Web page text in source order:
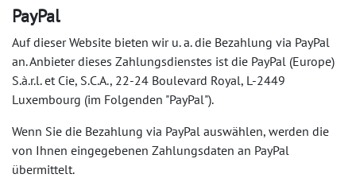
PayPal
Auf dieser Website bieten wir u. a. die Bezahlung via PayPal
an. Anbieter dieses Zahlungsdienstes ist die PayPal (Europe)
S.à.r.l. et Cie, S.C.A., 22-24 Boulevard Royal, L-2449
Luxembourg (im Folgenden "PayPal").
Wenn Sie die Bezahlung via PayPal auswählen, werden die
von Ihnen eingegebenen Zahlungsdaten an PayPal
übermittelt.